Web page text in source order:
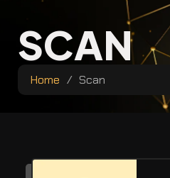
SCAN
Home / Scan